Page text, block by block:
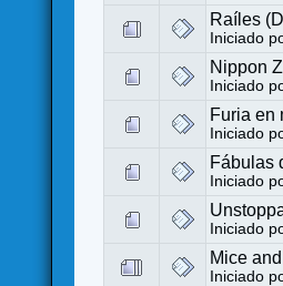
Raíles
Iniciado
Nippon
Iniciado
Furia en
Iniciado
Fábulas
Iniciado
Iniciado
Mice
Iniciado